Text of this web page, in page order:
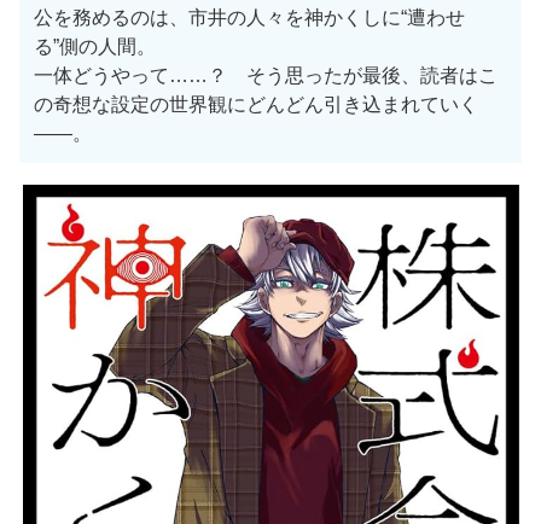
公を務めるのは、市井の人々を神かくしに“遭わせ
る”側の人間。
一体どうやって……？ そう思ったが最後、読者はこ
の奇想な設定の世界観にどんどん引き込まれていく
——。